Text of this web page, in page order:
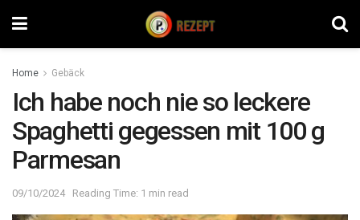
Home Gebäck
Ich habe noch nie so leckere
Spaghetti gegessen mit 100 g
Parmesan
09/10/2024 Reading Time: 1 min read